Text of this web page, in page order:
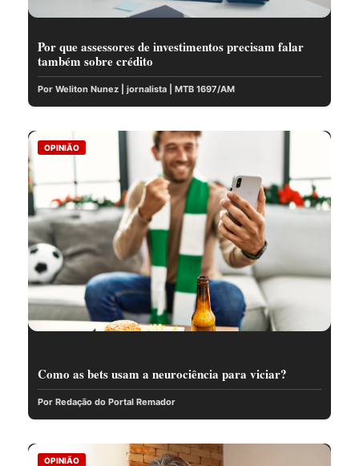
Por que assessores de investimentos precisam falar
também sobre crédito
Por Weliton Nunez | jornalista | MTB 1697/AM
OPINIÃO
Como as bets usam a neurociência para viciar?
Por Redação do Portal Remador
OPINIÃO